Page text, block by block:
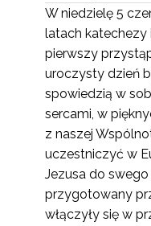
W niedzielę 5
latach
pierwszy
uroczysty dzień
spowiedzią w
sercami, w
z naszej
uczestniczyć w
Jezusa do swego
przygotowany
włączyły się w